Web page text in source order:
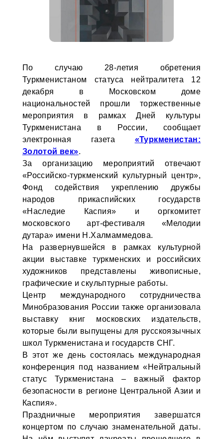
По случаю 28-летия обретения
Туркменистаном статуса нейтралитета 12
декабря в Московском доме
национальностей прошли торжественные
мероприятия в рамках Дней культуры
Туркменистана в России, сообщает
электронная газета «Туркменистан:
Золотой век».
За организацию мероприятий отвечают
«Российско-туркменский культурный центр»,
Фонд содействия укреплению дружбы
народов прикаспийских государств
«Наследие Каспия» и оргкомитет
московского арт-фестиваля «Мелодии
дутара» имени Н.Халмаммедова.
На развернувшейся в рамках культурной
акции выставке туркменских и российских
художников представлены живописные,
графические и скульптурные работы.
Центр международного сотрудничества
Минобразования России также организовала
выставку книг московских издательств,
которые были выпущены для русскоязычных
школ Туркменистана и государств СНГ.
В этот же день состоялась международная
конференция под названием «Нейтральный
статус Туркменистана – важный фактор
безопасности в регионе Центральной Азии и
Каспия».
Праздничные мероприятия завершатся
концертом по случаю знаменательной даты.